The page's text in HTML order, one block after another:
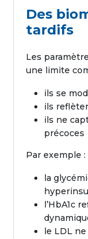
Des
tardifs
Les
une limite
ils se
ils
ils ne
précoces
Par exemple :
la
l’HbA1c
le LDL